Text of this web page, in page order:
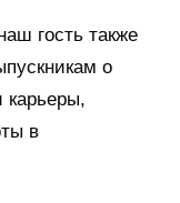
гость также
о
карьеры,
в